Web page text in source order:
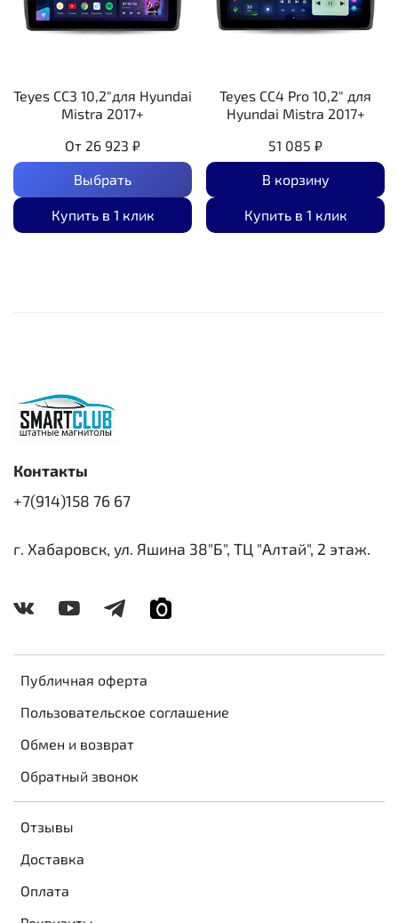
Teyes CC3 10,2"для Hyundai
Mistra 2017+
От 26 923 ₽
Выбрать
Купить в 1 клик
Teyes CC4 Pro 10,2" для
Hyundai Mistra 2017+
51 085 ₽
В корзину
Купить в 1 клик
Публичная оферта
Пользовательское соглашение
Обмен и возврат
Обратный звонок
Отзывы
Доставка
Оплата
Контакты
+7(914)158 76 67
г. Хабаровск, ул. Яшина 38"Б", ТЦ "Алтай", 2 этаж.